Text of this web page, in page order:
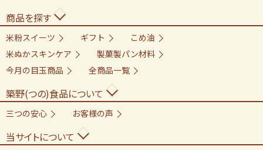
商品を探す
米粉スイーツ ギフト
こめ油
米ぬかスキンケア
製菓製パン材料
今月の目玉商品
全商品一覧
築野(つの)食品について
三つの安心 お客様の声
当サイトについて